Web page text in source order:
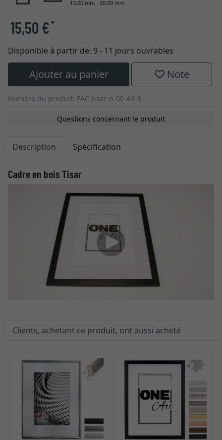
13,00 mm 20,00 mm
15,50 €*
Disponible à partir de: 9 - 11 jours ouvrables
Ajouter au panier Note
Numéro du produit: FAC-tisar-n-00-A3-3
Questions concernant le produit
Description Spécification
Cadre en bois Tisar
Clients, achetant ce produit, ont aussi acheté